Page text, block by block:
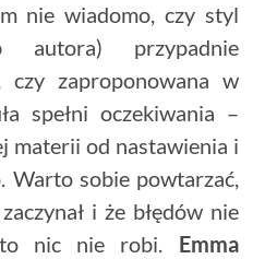
nie wiadomo, czy styl
przypadnie
czy zaproponowana w
spełni oczekiwania –
materii od nastawienia i
Warto sobie powtarzać,
i że błędów nie
nic nie robi. Emma